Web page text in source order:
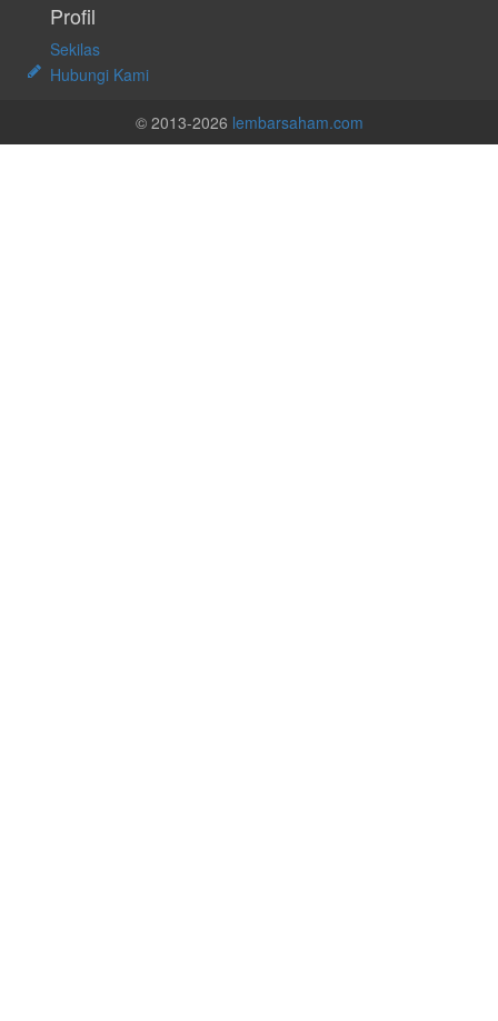
Profil
Sekilas
Hubungi Kami
© 2013-2026 lembarsaham.com